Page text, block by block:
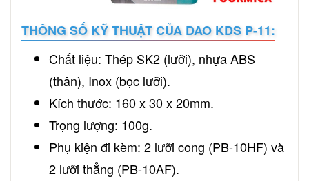
THÔNG SỐ KỸ THUẬT CỦA DAO KDS P-11:
Chất liệu: Thép SK2 (lưỡi), nhựa ABS
(thân), Inox (bọc lưỡi).
Kích thước: 160 x 30 x 20mm.
Trọng lượng: 100g.
Phụ kiện đi kèm: 2 lưỡi cong (PB-10HF) và
2 lưỡi thẳng (PB-10AF).